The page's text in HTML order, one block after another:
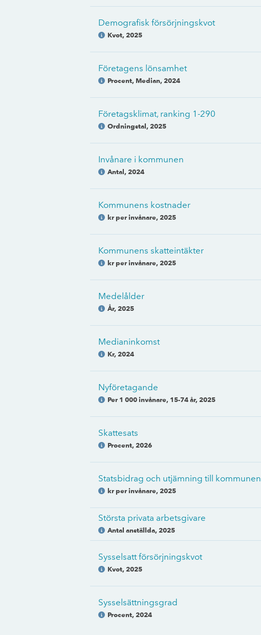
Demografisk försörjningskvot
Kvot, 2025
Företagens lönsamhet
Procent, Median, 2024
Företagsklimat, ranking 1-290
Ordningstal, 2025
Invånare i kommunen
Antal, 2024
Kommunens kostnader
kr per invånare, 2025
Kommunens skatteintäkter
kr per invånare, 2025
Medelålder
År, 2025
Medianinkomst
Kr, 2024
Nyföretagande
Per 1 000 invånare, 15-74 år, 2025
Skattesats
Procent, 2026
Statsbidrag och utjämning till kommunen
kr per invånare, 2025
Största privata arbetsgivare
Antal anställda, 2025
Sysselsatt försörjningskvot
Kvot, 2025
Sysselsättningsgrad
Procent, 2024